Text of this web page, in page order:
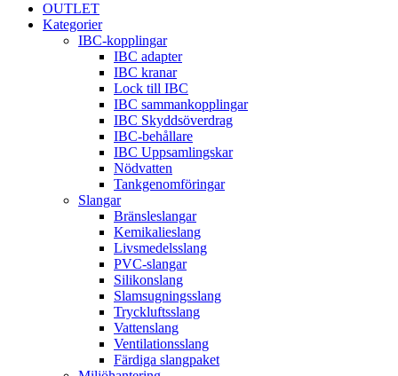
OUTLET
Kategorier
IBC-kopplingar
IBC adapter
IBC kranar
Lock till IBC
IBC sammankopplingar
IBC Skyddsöverdrag
IBC-behållare
IBC Uppsamlingskar
Nödvatten
Tankgenomföringar
Slangar
Bränsleslangar
Kemikalieslang
Livsmedelsslang
PVC-slangar
Silikonslang
Slamsugningsslang
Tryckluftsslang
Vattenslang
Ventilationsslang
Färdiga slangpaket